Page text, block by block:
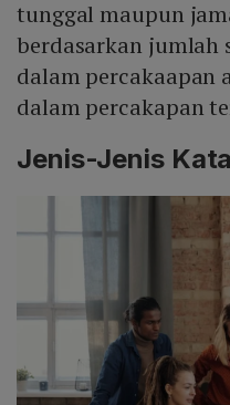
tunggal maupun
berdasarkan jumlah
dalam percakaapan
dalam percakapan
Jenis-Jenis